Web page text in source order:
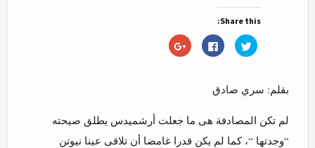
Share this:
Click
to
share
(Opens
in
Click
to
share
Click
to
window)
بقلم: سري صادق
لم تكن المصادفة هى ما جعلت أرشميدس يطلق صيحته
“وجدتها “، كما لم يكن قدرا غامضا أن تلاقى عينا نيوتن